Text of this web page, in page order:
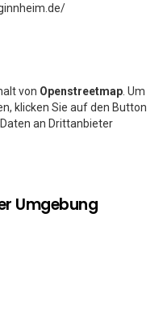
von Openstreetmap . Um
klicken Sie auf den Button
an Drittanbieter
Umgebung